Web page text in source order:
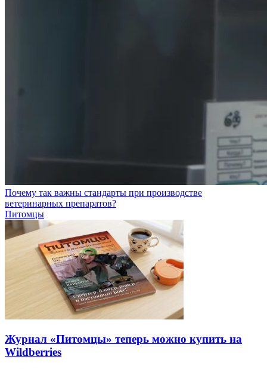
Почему так важны стандарты при производстве
ветеринарных препаратов?
Питомцы
Журнал «Питомцы» теперь можно купить на
Wildberries